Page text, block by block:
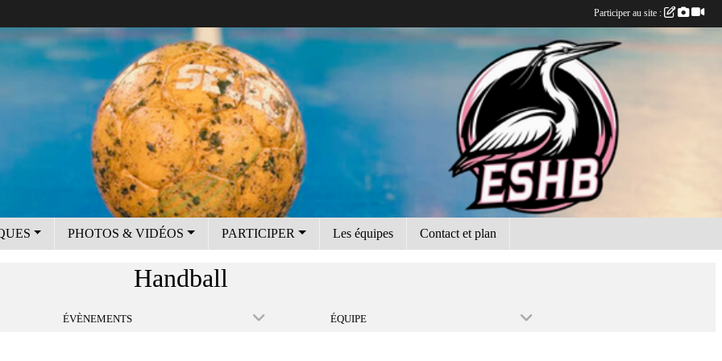
PHOTOS & VIDÉOS PARTICIPER Les équipes Contact et plan
Handball
ÉVÈNEMENTS ÉQUIPE
Participer au site :